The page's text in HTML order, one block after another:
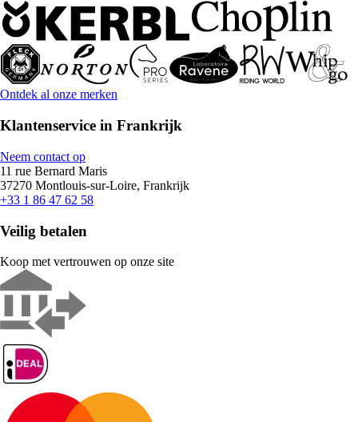
Ontdek al onze merken
Klantenservice in Frankrijk
Neem contact op
11 rue Bernard Maris
37270 Montlouis-sur-Loire, Frankrijk
+33 1 86 47 62 58
Veilig betalen
Koop met vertrouwen op onze site